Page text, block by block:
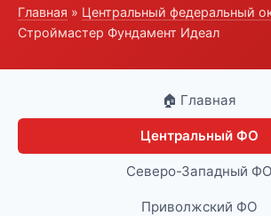
Главная » Центральный федеральный
Строймастер Фундамент Идеал
🏠 Главная
Центральный ФО
Северо-Западный ФО
Приволжский ФО